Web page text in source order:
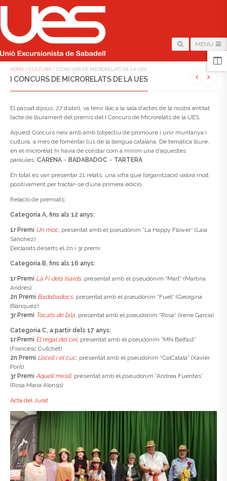
MENU
HOME / CULTURA / I CONCURS DE MICRORELATS DE LA UES
I CONCURS DE MICRORELATS DE LA UES
El passat dijous, 27 d’abril, va tenir lloc a la sala d’actes de la nostra entitat
l’acte de lliurament del premis del I Concurs de Microrelats de la UES.
Aquest Concurs neix amb amb l’objectiu de promoure i unir muntanya i
cultura, a més de fomentar l’ús de la llengua catalana. De temàtica lliure,
en el microrelat hi havia de constar com a mínim una d’aquestes
paraules: CARENA – BADABADOC – TARTERA
En total es van presentar 21 relats, una xifra que l’organització valora molt
positivament per tractar-se d’una primera edició.
Relació de premiats:
Categoria A, fins als 12 anys:
1r Premi Un moc, presentat amb el pseudònim “La Happy Flower” (Laia
Sánchez)
Declarats deserts el 2n i 3r premi
Categoria B, fins als 16 anys:
1r Premi La Fi dels Isards, presentat amb el pseudònim “Mart” (Martina
Andrés)
2n Premi Badabadocs, presentat amb el pseudònim “Fuet” (Georgina
Blànquez)
3r Premi Tocats de l’ala, presentat amb el pseudònim “Rosa” (Irene Garcia)
Categoria C, a partir dels 17 anys:
1r Premi El regal del cel, presentat amb el pseudònim “MN Belfast”
(Francesc Cutchet)
2n Premi L’ocell i el cuc, presentat amb el pseudònim “CalCatalà” (Xavier
Pont)
3r Premi Aquell mirall, presentat amb el pseudònim “Andrea Fuentes”
(Rosa Maria Alonso)
Acta del Jurat